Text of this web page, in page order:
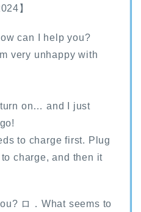
】
can I help you?
very unhappy with
turn on… and I just
to charge first. Plug
charge, and then it
ロ．What seems to